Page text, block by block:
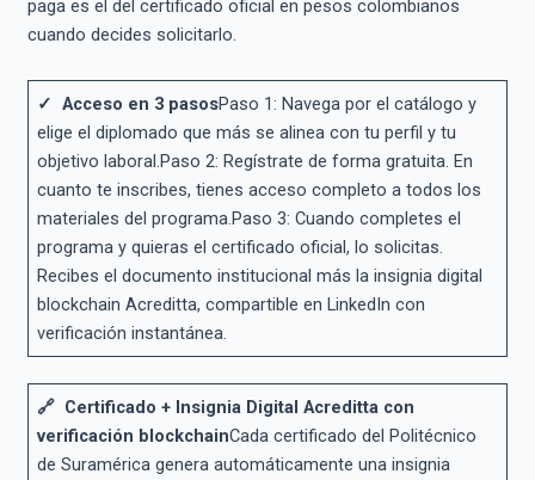
paga es el del certificado oficial en pesos colombianos
cuando decides solicitarlo.
✓ Acceso en 3 pasosPaso 1: Navega por el catálogo y
elige el diplomado que más se alinea con tu perfil y tu
objetivo laboral.Paso 2: Regístrate de forma gratuita. En
cuanto te inscribes, tienes acceso completo a todos los
materiales del programa.Paso 3: Cuando completes el
programa y quieras el certificado oficial, lo solicitas.
Recibes el documento institucional más la insignia digital
blockchain Acreditta, compartible en LinkedIn con
verificación instantánea.
🔗 Certificado + Insignia Digital Acreditta con
verificación blockchainCada certificado del Politécnico
de Suramérica genera automáticamente una insignia